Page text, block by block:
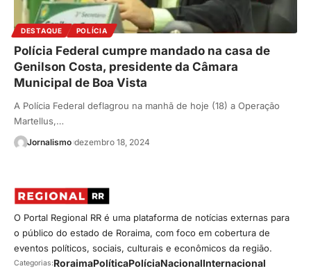
DESTAQUE POLÍCIA
Polícia Federal cumpre mandado na casa de
Genilson Costa, presidente da Câmara
Municipal de Boa Vista
A Polícia Federal deflagrou na manhã de hoje (18) a Operação
Martellus,…
Jornalismo dezembro 18, 2024
O Portal Regional RR é uma plataforma de notícias externas para
o público do estado de Roraima, com foco em cobertura de
eventos políticos, sociais, culturais e econômicos da região.
Categorias:RoraimaPolíticaPolíciaNacionalInternacional